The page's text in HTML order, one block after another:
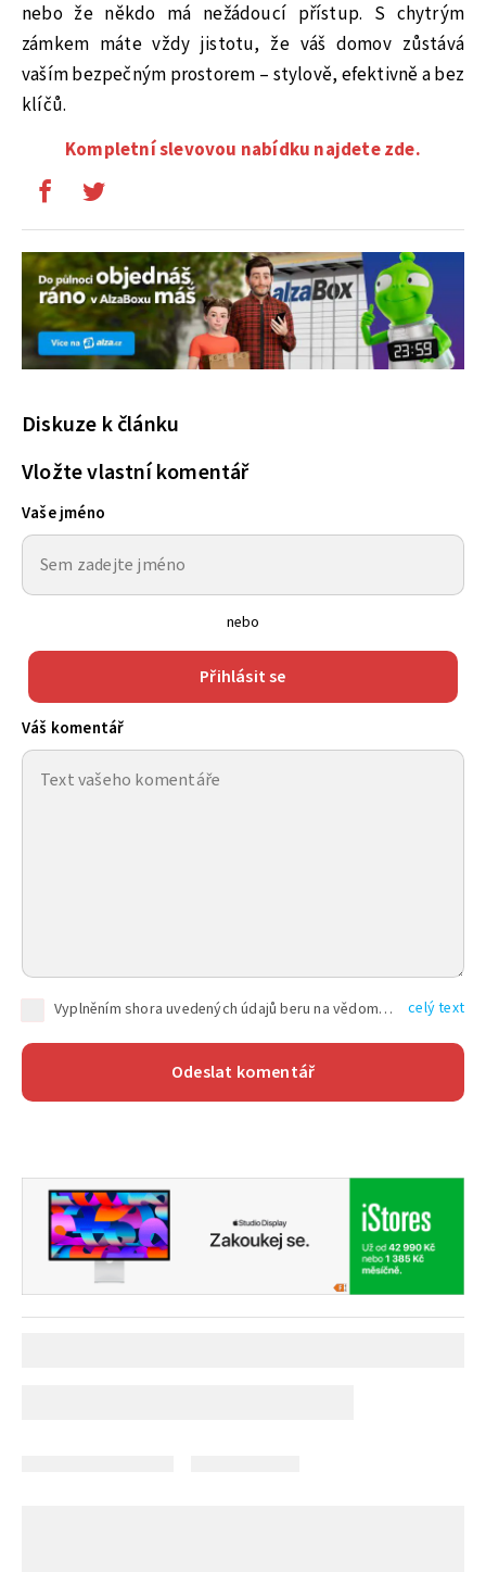
nebo že někdo má nežádoucí přístup. S chytrým
zámkem máte vždy jistotu, že váš domov zůstává
vaším bezpečným prostorem – stylově, efektivně a bez
klíčů.
Kompletní slevovou nabídku najdete zde.
Diskuze k článku
Vložte vlastní komentář
Vaše jméno
nebo
Přihlásit se
Váš komentář
Vyplněním shora uvedených údajů beru na vědomí, že společnost TEXT FACTORY s.r.o., sídlem Brno, Durďákova 336/29, Černá Pole, PSČ: 613 00, IČ: 06157831, zapsané u Krajského soudu v Brně, oddíl C, vložka 100399, bude zpracovávat mé osobní údaje uvedené v rámci mnou vyplněného registračního formuláře na základě oprávněných zájmů TEXT FACTORY s.r.o. dle čl. 6 odst. 1 písm. f) GDPR a pro splnění právních povinností (čl. 6 odst. 1 písm. c) GDPR), a to pro tyto účely: nezbytnost zajistit oprávnění návštěvníka webových stránek provozovaných společností TEXT FACTORY s.r.o. přispívat aktivně ke zveřejněným článkům nebo v rámci diskusních fór a výkon práv TEXT FACTORY s.r.o. jako administrátora těchto diskusních fór. Více informací o zpracování osobních údajů a právech lze nalézt v celý text